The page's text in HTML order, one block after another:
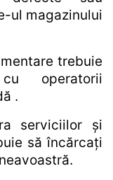
ul magazinului
trebuie
cu operatorii
.
serviciilor și
să încărcați